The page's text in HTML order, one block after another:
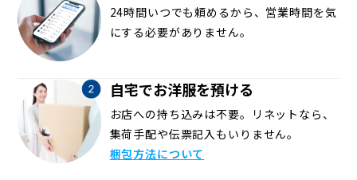
24時間いつでも頼めるから、営業時間を気
にする必要がありません。
自宅でお洋服を預ける
お店への持ち込みは不要。リネットなら、
集荷手配や伝票記入もいりません。
梱包方法について